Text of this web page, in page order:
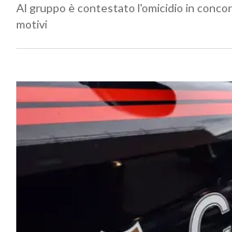
Al gruppo è contestato l'omicidio in
motivi